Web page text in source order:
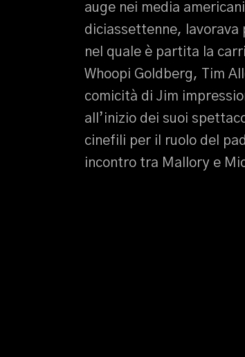
auge nei media
diciassettenne, lavorava
nel quale è partita la
Whoopi Goldberg, Tim
comicità di Jim
all’inizio dei suoi
cinefili per il ruolo del
incontro tra Mallory e